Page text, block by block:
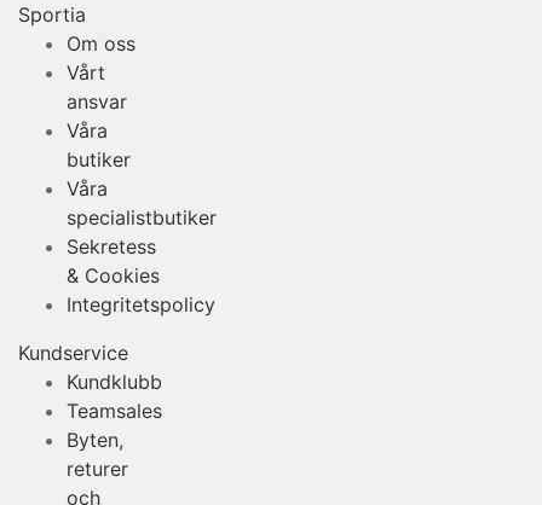
Sportia
Om oss
Vårt
ansvar
Våra
butiker
Våra
specialistbutiker
Sekretess
& Cookies
Integritetspolicy
Kundservice
Kundklubb
Teamsales
Byten,
returer
och